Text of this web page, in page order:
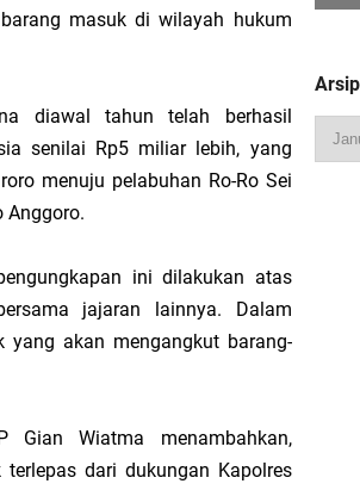
Usulkan Ruas Strategis dan Jembatan
MPR RI, Dorong Kemandirian Fiskal Daerah
Wujudkan Generasi Emas Indonesia 2045
masuk di wilayah hukum
diawal tahun telah berhasil
senilai Rp5 miliar lebih, yang
menuju pelabuhan Ro-Ro Sei
Anggoro.
ini dilakukan atas
jajaran lainnya. Dalam
akan mengangkut barang-
Gian Wiatma menambahkan,
dari dukungan Kapolres
Arsip